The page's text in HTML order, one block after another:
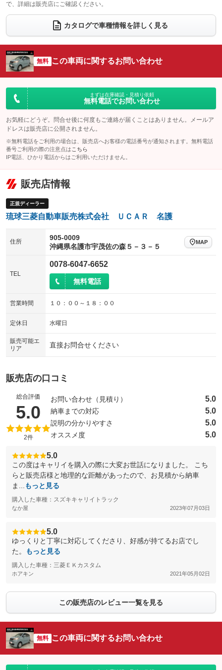
ウォークスルー
：装備なし
電動リアゲート フロントカメラ
：装備なし
：装備なし ：装備なし
サイドカメラ
：装備なし ルーフレール
：装備なし
：装備なし
：装備なし
で、詳細は販売店にご確認ください。
カタログで車種情報を詳しく見る
無料 この車両に関するお問い合わせ
まずは在庫確認・見積り依頼
無料電話でお問い合わせ
お気軽にどうぞ。問合せ後に何度もご連絡が届くことはありません。メールア
ドレスは販売店に公開されません。
※無料電話をご利用の場合は、販売店へお客様の電話番号が通知されます。無料電話
番号ご利用の際の注意点は こちら
IP電話、ひかり電話からはご利用いただけません。
販売店情報
正規ディーラー
琉球三菱自動車販売株式会社 ＵＣＡＲ 名護
住所
905-0009
沖縄県名護市宇茂佐の森５－３－５
MAP
TEL
0078-6047-6652
無料電話
営業時間 １０：００～１８：００
定休日 水曜日
販売可能エ
リア
直接お問合せください
販売店の口コミ
総合評価
5.0 （5点満点中）
2件
お問い合わせ（見積り） 5.0
納車までの対応 5.0
説明の分かりやすさ 5.0
オススメ度 5.0
5.0
この度はキャリイを購入の際に大変お世話になりました。 こち
らと販売店様と地理的な距離があったので、お見積から納車
ま...
もっと見る
購入した車種：スズキキャリイトラック
なか屋 2023年07月03日
5.0
ゆっくりと丁寧に対応してくださり、好感が持てるお店でし
た。
もっと見る
購入した車種：三菱ＥＫカスタム
ホアキン 2021年05月02日
この販売店のレビュー一覧を見る
無料 この車両に関するお問い合わせ